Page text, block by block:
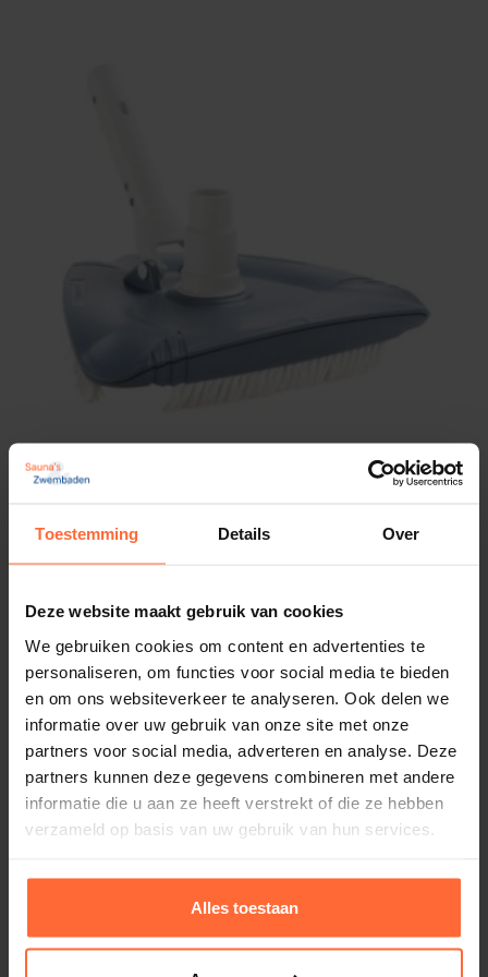
Toestemming Details Over
Deze website maakt gebruik van cookies
We gebruiken cookies om content en advertenties te
personaliseren, om functies voor social media te bieden
en om ons websiteverkeer te analyseren. Ook delen we
informatie over uw gebruik van onze site met onze
partners voor social media, adverteren en analyse. Deze
partners kunnen deze gegevens combineren met andere
informatie die u aan ze heeft verstrekt of die ze hebben
verzameld op basis van uw gebruik van hun services.
Alles toestaan
Betaalbare kwaliteit
Deze bodemzuiger is een van de voordeligste
modellen op de markt, maar levert verrassend goede
prestaties. Het eenvoudige ontwerp zorgt ervoor dat
bodem van je zwembad in topconditie houdt.
Geschikt voor alle standaard zwembadstelen
Werkt op je bestaande filterinstallatie
Ideaal voor seizoens- of incidenteel gebruik
Scherp geprijsd
Bestel de Bodemzuiger Economic
Astral driehoekige bodemreiniger